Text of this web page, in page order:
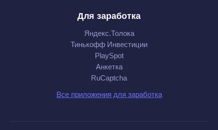
Для заработка
Яндекс.Толока
Тинькофф Инвестиции
PlaySpot
Анкетка
RuCaptcha
Все приложения для заработка